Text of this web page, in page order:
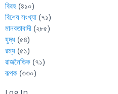
বিরহ (৪১০)
বিশেষ সংখ্যা (৭১)
মানবতাবাদী (২৮৫)
যুদ্ধ (৫৪)
রম্য (৫১)
রাজনৈতিক (৭১)
রূপক (৩৩০)